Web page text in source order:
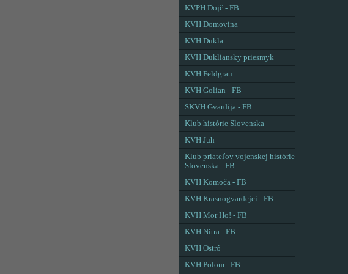
KVPH Dojč - FB
KVH Domovina
KVH Dukla
KVH Dukliansky priesmyk
KVH Feldgrau
KVH Golian - FB
SKVH Gvardija - FB
Klub histórie Slovenska
KVH Juh
Klub priateľov vojenskej histórie
Slovenska - FB
KVH Komoča - FB
KVH Krasnogvardejci - FB
KVH Mor Ho! - FB
KVH Nitra - FB
KVH Ostrô
KVH Polom - FB